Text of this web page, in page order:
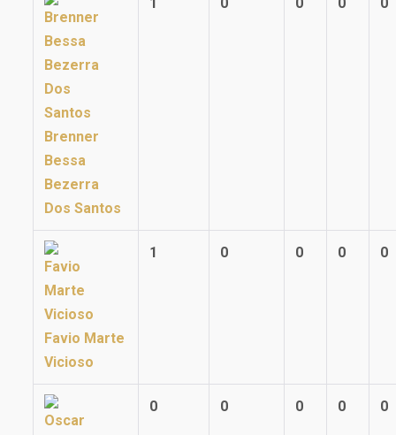
Brenner
Bessa
Bezerra
Dos Santos
Favio Marte
Vicioso
1 0 0 0 0
0 0 0 0 0